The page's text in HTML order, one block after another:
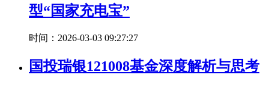
型“国家充电宝”
时间：2026-03-03 09:27:27
国投瑞银121008基金深度解析与思考